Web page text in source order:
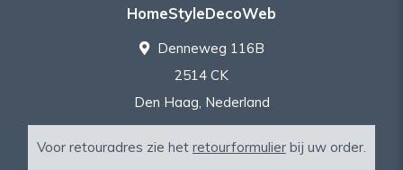
HomeStyleDecoWeb
Denneweg 116B
2514 CK
Den Haag, Nederland
Voor retouradres zie het retourformulier bij uw order.